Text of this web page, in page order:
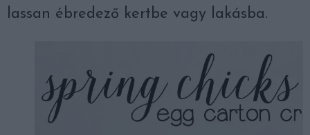
lassan ébredező kertbe vagy lakásba.